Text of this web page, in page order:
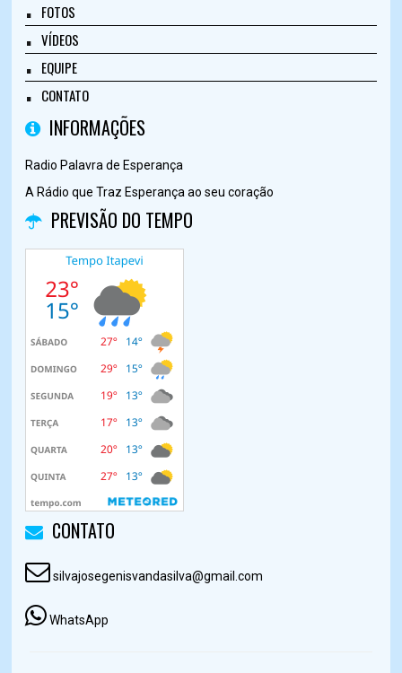
FOTOS
VÍDEOS
EQUIPE
CONTATO
INFORMAÇÕES
Radio Palavra de Esperança
A Rádio que Traz Esperança ao seu coração
PREVISÃO DO TEMPO
CONTATO
silvajosegenisvandasilva@gmail.com
WhatsApp